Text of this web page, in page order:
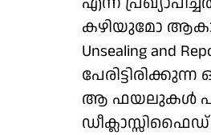
കഴിയുമോ
Unsealing and
ആ ഫയലുകള്‍